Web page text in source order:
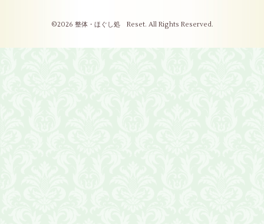
©2026 整体・ほぐし処 Reset. All Rights Reserved.